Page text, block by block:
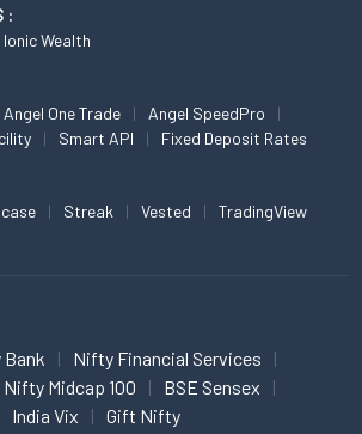
:
Ionic Wealth
Angel One Trade
Angel SpeedPro
Smart API Fixed Deposit Rates
Streak Vested TradingView
Nifty Financial Services
Nifty Midcap 100
BSE Sensex
India Vix Gift Nifty